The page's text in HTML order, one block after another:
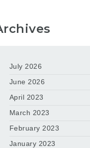
July 2026
June 2026
April 2023
March 2023
February 2023
January 2023